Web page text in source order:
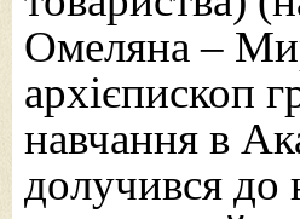
Омеляна –
архієпископ
навчання в
долучився до